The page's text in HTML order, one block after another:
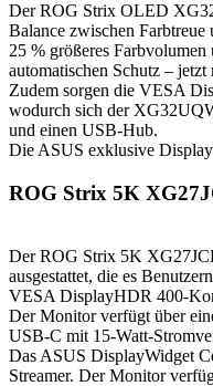
Der ROG Strix OLED
Balance zwischen
25 % größeres
automatischen Schutz –
Zudem sorgen die VESA
wodurch sich der
und einen USB-Hub.
Die ASUS exklusive
ROG Strix 5K
Der ROG Strix 5K
ausgestattet, die es
VESA DisplayHDR 400-
Der Monitor verfügt über
USB-C mit 15-Watt-
Das ASUS DisplayWidget
Streamer. Der Monitor